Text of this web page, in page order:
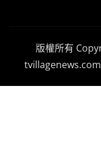
版權所有
tvillagenews.com